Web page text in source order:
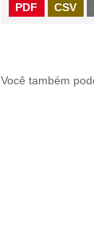
PDF CSV
Você também